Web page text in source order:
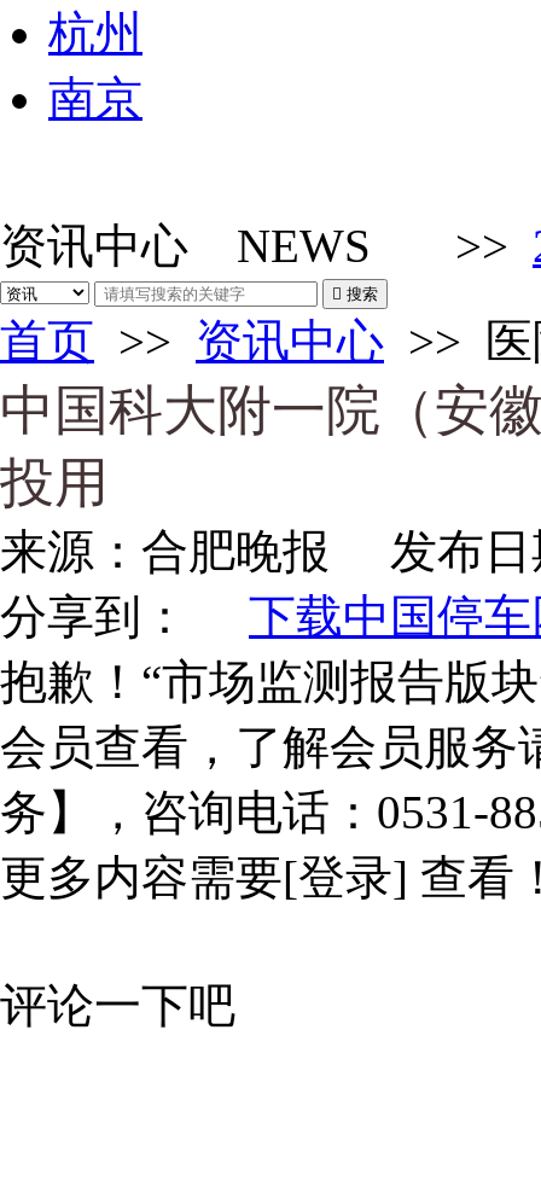
杭州
南京
资讯中心 NEWS >>
 搜索
首页 >> 资讯中心 >>
中国科大附一院（安
投用
来源： 合肥晚报 发布日
分享到：
下载中国停车
抱歉！“市场监测报告版
会员查看，了解会员服务
务】，咨询电话：0531-
更多内容需要[登录] 查看
评论一下吧